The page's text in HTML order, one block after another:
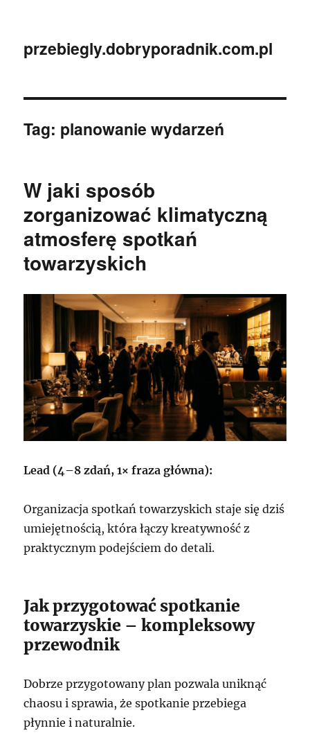
przebiegly.dobryporadnik.com.pl
Tag: planowanie wydarzeń
W jaki sposób
zorganizować klimatyczną
atmosferę spotkań
towarzyskich
Lead (4–8 zdań, 1× fraza główna):
Organizacja spotkań towarzyskich staje się dziś
umiejętnością, która łączy kreatywność z
praktycznym podejściem do detali.
Jak przygotować spotkanie
towarzyskie – kompleksowy
przewodnik
Dobrze przygotowany plan pozwala uniknąć
chaosu i sprawia, że spotkanie przebiega
płynnie i naturalnie.